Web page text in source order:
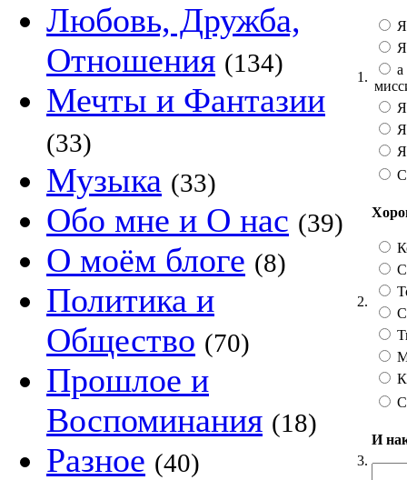
Любовь, Дружба,
Отношения (134)
Мечты и Фантазии
(33)
Музыка (33)
Обо мне и О нас (39)
О моём блоге (8)
Политика и
Общество (70)
Прошлое и
Воспоминания (18)
Разное (40)
1.
а
2.
3.
И